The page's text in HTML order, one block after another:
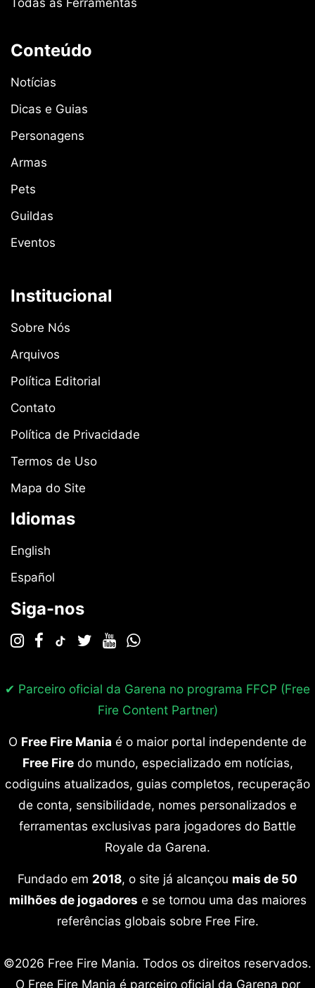
Conteúdo
Notícias
Dicas e Guias
Personagens
Armas
Pets
Guildas
Eventos
Institucional
Sobre Nós
Arquivos
Política Editorial
Contato
Política de Privacidade
Termos de Uso
Mapa do Site
Idiomas
English
Español
Siga-nos
✔ Parceiro oficial da Garena no programa FFCP (Free
Fire Content Partner)
O Free Fire Mania é o maior portal independente de
Free Firedo mundo, especializado em notícias,
codiguins atualizados, guias completos, recuperação
de conta, sensibilidade, nomes personalizados e
ferramentas exclusivas para jogadores do Battle
Royale da Garena.
Fundado em 2018, o site já alcançou mais de 50
milhões de jogadores e se tornou uma das maiores
referências globais sobre Free Fire.
©2026 Free Fire Mania. Todos os direitos reservados.
O Free Fire Mania é parceiro oficial da Garena por